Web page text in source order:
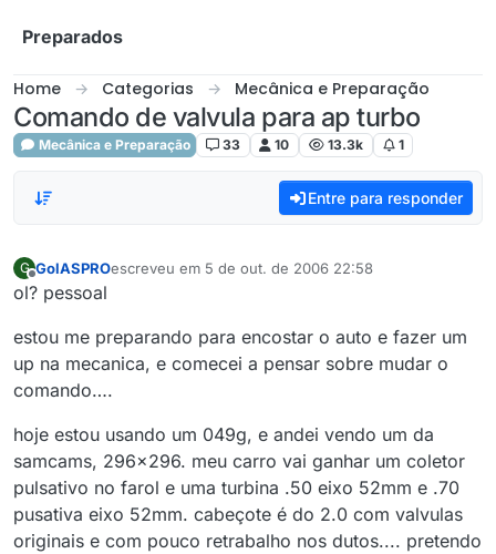
Preparados
Home Categorias Mecânica e Preparação
Comando de valvula para ap turbo
Mecânica e Preparação 33 10 13.3k 1
Entre para responder
G
Offline
GolASPROescreveu em 5 de out. de 2006 22:58
última edição por
ol? pessoal
estou me preparando para encostar o auto e fazer um
up na mecanica, e comecei a pensar sobre mudar o
comando….
hoje estou usando um 049g, e andei vendo um da
samcams, 296x296. meu carro vai ganhar um coletor
pulsativo no farol e uma turbina .50 eixo 52mm e .70
pusativa eixo 52mm. cabeçote é do 2.0 com valvulas
originais e com pouco retrabalho nos dutos.... pretendo